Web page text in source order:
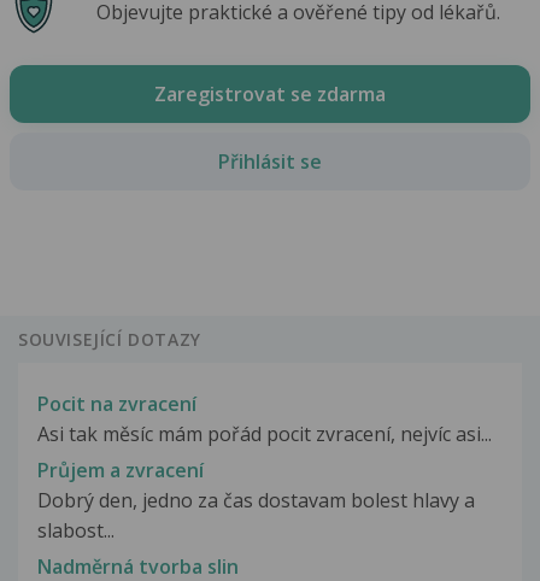
Objevujte praktické a ověřené tipy od lékařů.
Zaregistrovat se zdarma
Přihlásit se
SOUVISEJÍCÍ DOTAZY
Pocit na zvracení
Asi tak měsíc mám pořád pocit zvracení, nejvíc asi...
Průjem a zvracení
Dobrý den, jedno za čas dostavam bolest hlavy a
slabost...
Nadměrná tvorba slin